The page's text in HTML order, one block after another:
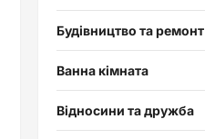
Будівництво та ремонт
Ванна кімната
Відносини та дружба